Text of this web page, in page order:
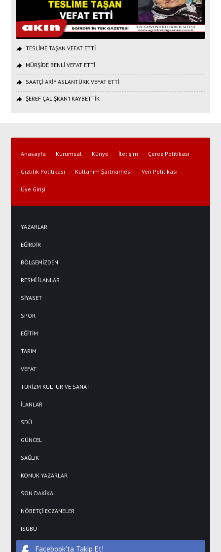
TESLİME TAŞAN VEFAT ETTİ
MÜRŞİDE BENLİ VEFAT ETTİ
SAATÇİ ARİF ASLANTÜRK VEFAT ETTİ
ŞEREF ÇALIŞKAN’I KAYBETTİK
Anasayfa Kurumsal Künye İletişim Çerez Politikası
Gizlilik Politikası Kullanım Şartnamesi Veri Politikası
Üye Girişi
YAZARLAR
EĞİRDİR
BÖLGEMİZDEN
RESMİ İLANLAR
SİYASET
SPOR
EĞİTİM
TARIM
VEFAT
TURİZM KÜLTÜR VE SANAT
İLANLAR
SDÜ
GÜNCEL
SAĞLIK
KONUK YAZARLAR
SON DAKİKA
NÖBETÇİ ECZANELER
ISUBÜ
Facebook'ta Takip Et!